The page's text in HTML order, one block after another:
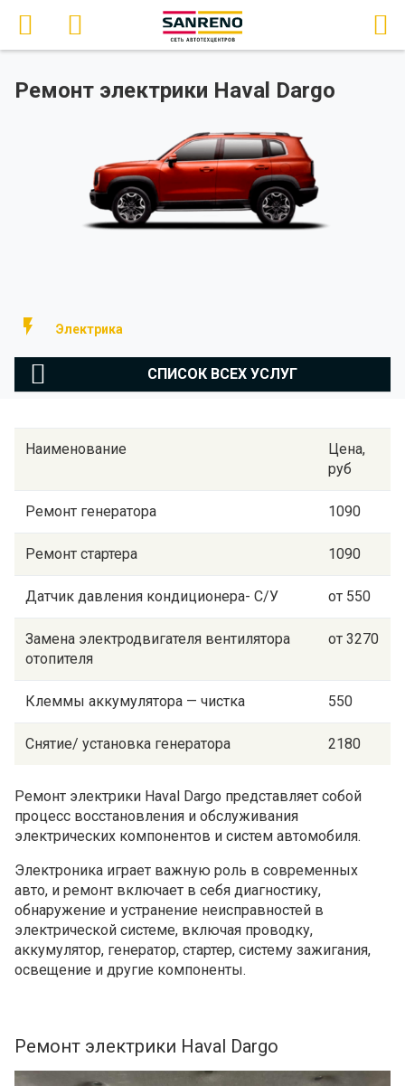
Ремонт электрики Haval Dargo
Электрика
СПИСОК ВСЕХ УСЛУГ
Наименование
Цена,
руб
Ремонт генератора 1090
Ремонт стартера 1090
Датчик давления кондиционера- С/У от 550
Замена электродвигателя вентилятора
отопителя
от 3270
Клеммы аккумулятора — чистка 550
Снятие/ установка генератора 2180
Ремонт электрики Haval Dargo представляет собой
процесс восстановления и обслуживания
электрических компонентов и систем автомобиля.
Электроника играет важную роль в современных
авто, и ремонт включает в себя диагностику,
обнаружение и устранение неисправностей в
электрической системе, включая проводку,
аккумулятор, генератор, стартер, систему зажигания,
освещение и другие компоненты.
Ремонт электрики Haval Dargo